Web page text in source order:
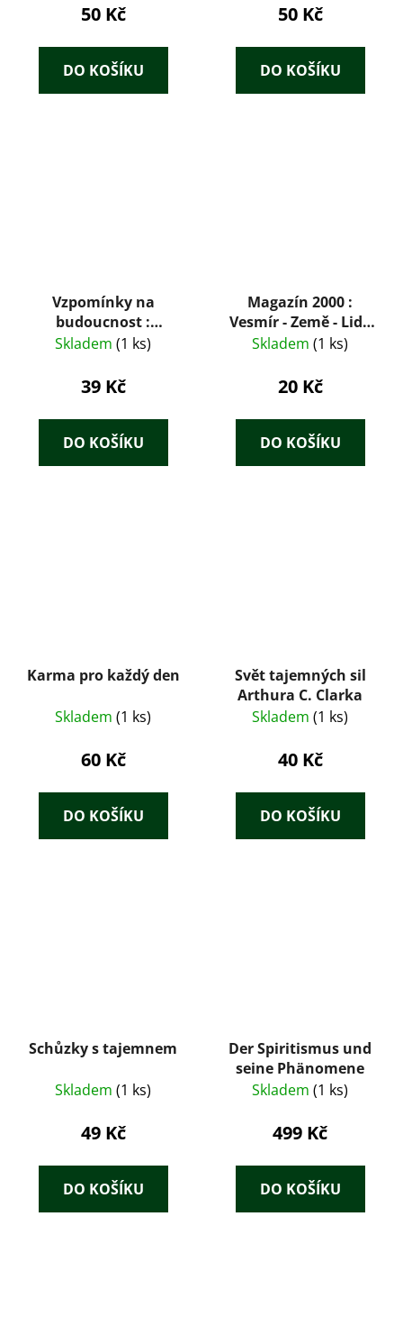
50 Kč
DO KOŠÍKU
50 Kč
DO KOŠÍKU
Vzpomínky na
budoucnost :
nerozluštěné
Skladem (1 ks)
39 Kč
DO KOŠÍKU
Magazín 2000 :
Vesmír - Země - Lidé
10 / 94
Skladem (1 ks)
20 Kč
DO KOŠÍKU
Karma pro každý den
Skladem (1 ks)
60 Kč
DO KOŠÍKU
Svět tajemných sil
Arthura C. Clarka
Skladem (1 ks)
40 Kč
DO KOŠÍKU
Schůzky s tajemnem
Skladem (1 ks)
49 Kč
DO KOŠÍKU
Der Spiritismus und
seine Phänomene
Skladem (1 ks)
499 Kč
DO KOŠÍKU